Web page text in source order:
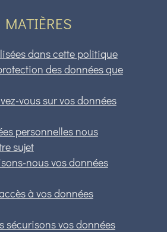
dans cette politique
des données que
vous sur vos données
personnelles nous
sujet
nous vos données
à vos données
sécurisons vos données